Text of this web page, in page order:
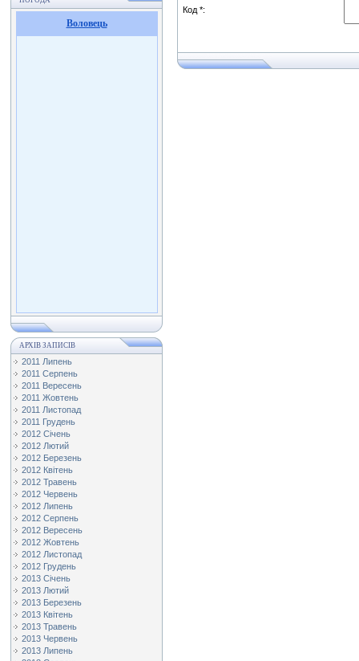
Воловець
АРХІВ ЗАПИСІВ
2011 Липень
2011 Серпень
2011 Вересень
2011 Жовтень
2011 Листопад
2011 Грудень
2012 Січень
2012 Лютий
2012 Березень
2012 Квітень
2012 Травень
2012 Червень
2012 Липень
2012 Серпень
2012 Вересень
2012 Жовтень
2012 Листопад
2012 Грудень
2013 Січень
2013 Лютий
2013 Березень
2013 Квітень
2013 Травень
2013 Червень
2013 Липень
Код *: